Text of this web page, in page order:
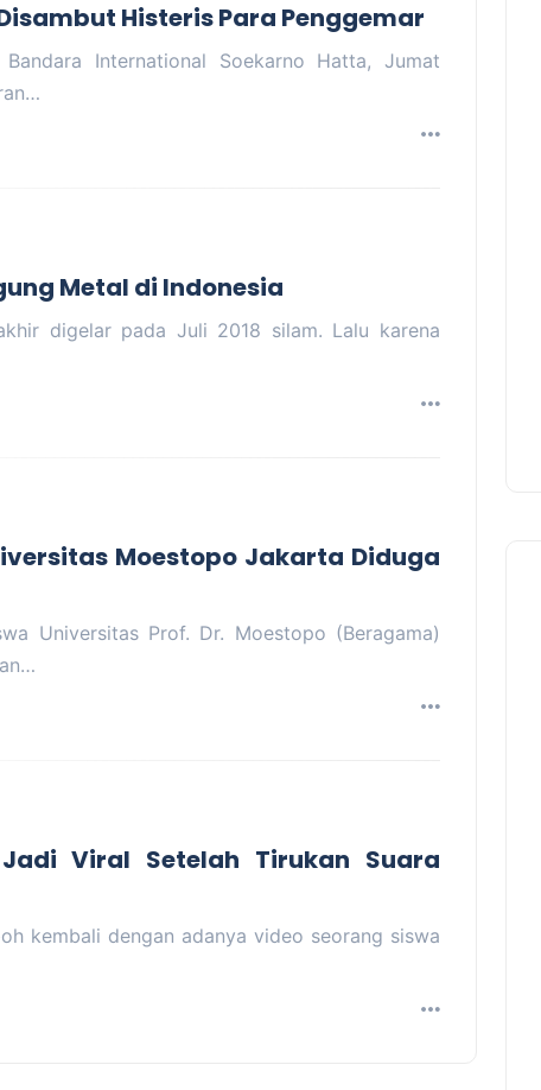
Histeris Para Penggemar
International Soekarno Hatta, Jumat
Metal di Indonesia
digelar pada Juli 2018 silam. Lalu karena
Moestopo Jakarta Diduga
Universitas Prof. Dr. Moestopo (Beragama)
Viral Setelah Tirukan Suara
kembali dengan adanya video seorang siswa